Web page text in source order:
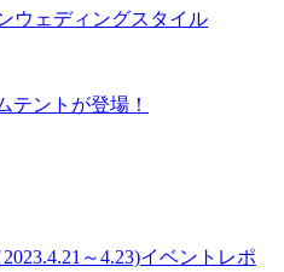
ウェディングスタイル
ントが登場！
～4.23)イベントレポ